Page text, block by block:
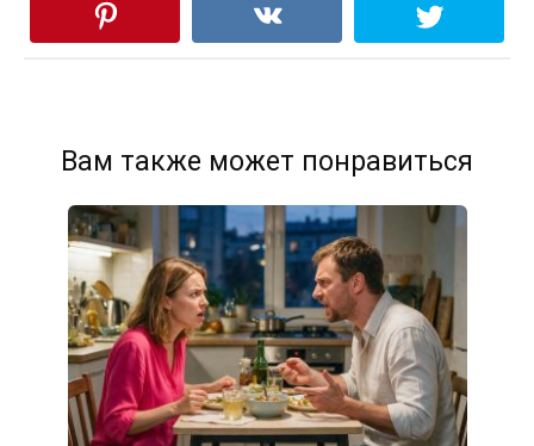
Вам также может понравиться